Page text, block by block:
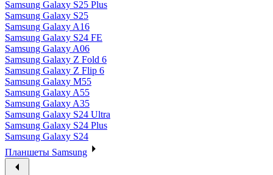
Samsung Galaxy S25 Plus
Samsung Galaxy S25
Samsung Galaxy A16
Samsung Galaxy S24 FE
Samsung Galaxy A06
Samsung Galaxy Z Fold 6
Samsung Galaxy Z Flip 6
Samsung Galaxy M55
Samsung Galaxy A55
Samsung Galaxy A35
Samsung Galaxy S24 Ultra
Samsung Galaxy S24 Plus
Samsung Galaxy S24
Планшеты Samsung